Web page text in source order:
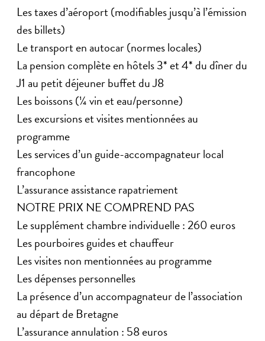
Les taxes d’aéroport (modifiables jusqu’à l’émission
des billets)
Le transport en autocar (normes locales)
La pension complète en hôtels 3* et 4* du dîner du
J1 au petit déjeuner buffet du J8
Les boissons (¼ vin et eau/personne)
Les excursions et visites mentionnées au
programme
Les services d’un guide-accompagnateur local
francophone
L’assurance assistance rapatriement
NOTRE PRIX NE COMPREND PAS
Le supplément chambre individuelle : 260 euros
Les pourboires guides et chauffeur
Les visites non mentionnées au programme
Les dépenses personnelles
La présence d’un accompagnateur de l’association
au départ de Bretagne
L’assurance annulation : 58 euros